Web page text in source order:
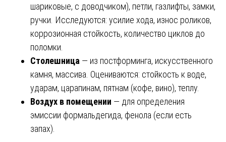
шариковые, с доводчиком), петли, газлифты, замки,
ручки. Исследуются: усилие хода, износ роликов,
коррозионная стойкость, количество циклов до
поломки.
Столешница — из постформинга, искусственного
камня, массива. Оцениваются: стойкость к воде,
ударам, царапинам, пятнам (кофе, вино), теплу.
Воздух в помещении — для определения
эмиссии формальдегида, фенола (если есть
запах).